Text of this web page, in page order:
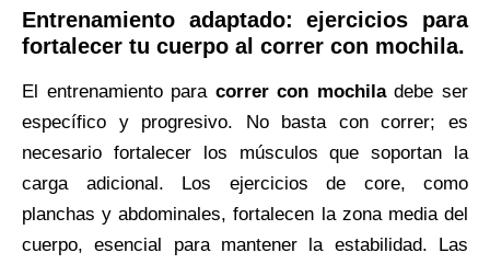
Entrenamiento adaptado: ejercicios para
fortalecer tu cuerpo al correr con mochila.
El entrenamiento para correr con mochiladebe ser
específico y progresivo. No basta con correr; es
necesario fortalecer los músculos que soportan la
carga adicional. Los ejercicios de core, como
planchas y abdominales, fortalecen la zona media del
cuerpo, esencial para mantener la estabilidad. Las